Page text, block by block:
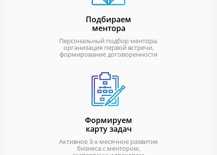
Подбираем
ментора
Персональный подбор ментора,
организация первой встречи,
формирование договоренности
Формируем
карту задач
Активное 3-х месячное развитие
бизнеса с ментором,